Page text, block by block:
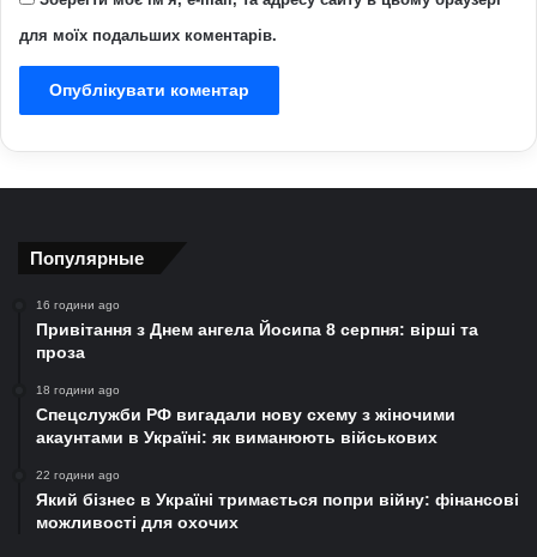
для моїх подальших коментарів.
Популярные
16 години ago
Привітання з Днем ангела Йосипа 8 серпня: вірші та
проза
18 години ago
Спецслужби РФ вигадали нову схему з жіночими
акаунтами в Україні: як виманюють військових
22 години ago
Який бізнес в Україні тримається попри війну: фінансові
можливості для охочих